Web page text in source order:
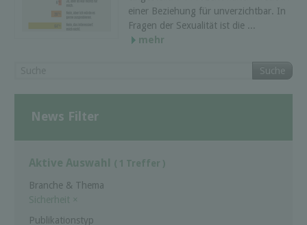
einer Beziehung für unverzichtbar. In
Fragen der Sexualität ist die ...
mehr
Suche
News Filter
Aktive Auswahl ( 1 Treffer )
Branche & Thema
Sicherheit ×
Publikationstyp